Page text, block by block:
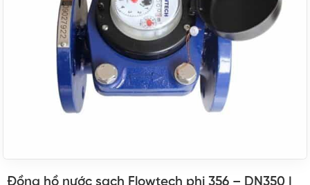
Đồng hồ nước sạch Flowtech phi 356 – DN350 |